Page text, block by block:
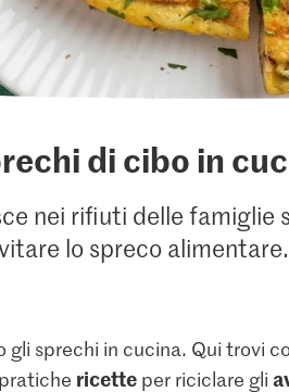
di cibo in
nei rifiuti delle famiglie
lo spreco alimentare.
gli sprechi in cucina. Qui trovi
ricetteper riciclare gli